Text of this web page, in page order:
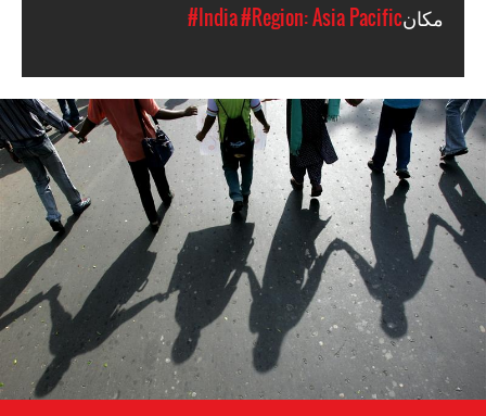
#India#Region: Asia Pacific
#India.jpg